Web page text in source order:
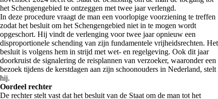
het Schengengebied te ontzeggen met twee jaar verlengd.
In deze procedure vraagt de man een voorlopige voorziening te treffen
zodat het besluit om het Schengengebied niet in te mogen wordt
opgeschort. Hij vindt de verlenging voor twee jaar opnieuw een
disproportionele schending van zijn fundamentele vrijheidsrechten. Het
besluit is volgens hem in strijd met wet- en regelgeving. Ook dit jaar
doorkruist de signalering de reisplannen van verzoeker, waaronder een
bezoek tijdens de kerstdagen aan zijn schoonouders in Nederland, stelt
hij.
Oordeel rechter
De rechter stelt vast dat het besluit van de Staat om de man tot het